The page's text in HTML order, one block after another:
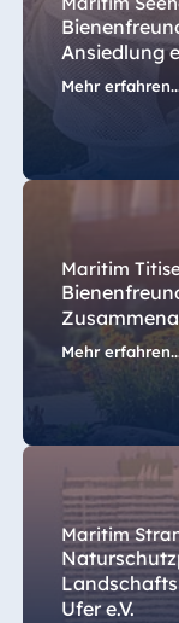
Ansiedlung
Mehr
Maritim
Mehr
Maritim
Ufer e.V.